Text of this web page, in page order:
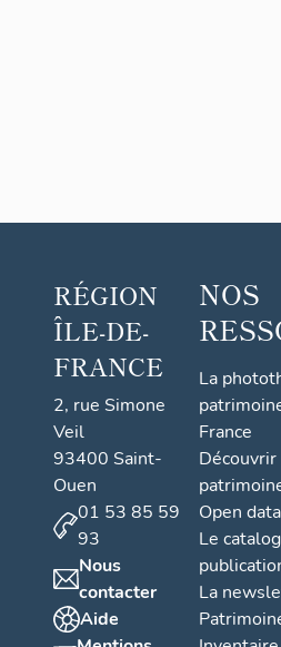
RÉGION
ÎLE-DE-
FRANCE
2, rue Simone
Veil
93400 Saint-
Ouen
01 53 85 59
93
Nous
contacter
Aide
NOS
La
France
Open
Le
La